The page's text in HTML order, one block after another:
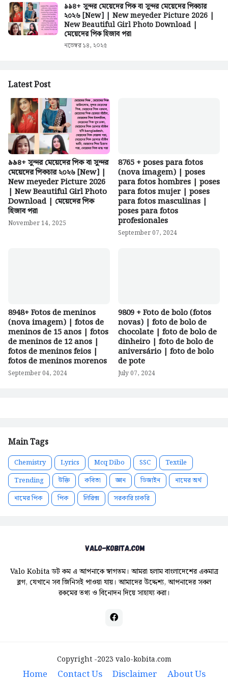
৯৯৪+ সুন্দর মেয়েদের পিক বা সুন্দর মেয়েদের পিকচার
২০২৬ [New] | New meyeder Picture 2026 |
New Beautiful Girl Photo Download |
মেয়েদের পিক হিজাব পরা
নভেম্বর ১৪, ২০২৫
Latest Post
৯৯৪+ সুন্দর মেয়েদের পিক বা সুন্দর
মেয়েদের পিকচার ২০২৬ [New] |
New meyeder Picture 2026
| New Beautiful Girl Photo
Download | মেয়েদের পিক
হিজাব পরা
November 14, 2025
8765 + poses para fotos
(nova imagem) | poses
para fotos hombres | poses
para fotos mujer | poses
para fotos masculinas |
poses para fotos
profesionales
September 07, 2024
8948+ Fotos de meninos
(nova imagem) | fotos de
meninos de 15 anos | fotos
de meninos de 12 anos |
fotos de meninos feios |
fotos de meninos morenos
September 04, 2024
9809 + Foto de bolo (fotos
novas) | foto de bolo de
chocolate | foto de bolo de
dinheiro | foto de bolo de
aniversário | foto de bolo
de pote
July 07, 2024
Main Tags
Chemistry Lyrics Mcq Dibo SSC
Textile
Trending
উক্তি কবিতা জ্ঞান ডিজাইন
নামের অর্থ
নামের পিক
পিক লিরিক্স সরকারি চাকরি
Valo Kobita ডট কম এ আপনাকে স্বাগতম। আমরা হলাম বাংলাদেশের একমাত্র
ব্লগ, যেখানে সব জিনিসই পাওয়া যায়। আমাদের উদ্দেশ্য, আপনাদের সকল
রকমের তথ্য ও বিনোদন দিয়ে সাহায্য করা।
Copyright -2023 valo-kobita.com
Home Contact Us Disclaimer
About Us